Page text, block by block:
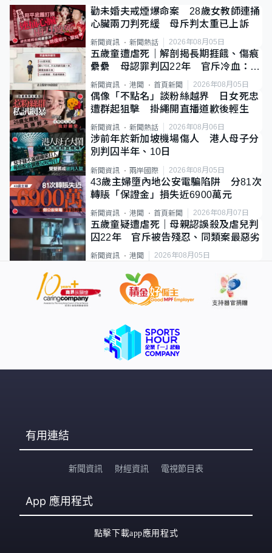
勸未婚夫戒煙爆命案 28歲女教師連捅
心臟兩刀判死緩 母斥判太重已上訴
新聞資訊 新聞熱話 2026年08月05日
五歲童遭虐死｜解剖揭長期捱餓、傷痕
纍纍 母認罪判囚22年 官斥冷血：同
類案最惡劣
新聞資訊 港聞 首頁新聞 2026年08月05日
偶像「不點名」談粉絲越界 日女死忠
遭群起狙擊 掛繩開直播道歉後輕生
新聞資訊 新聞熱話 2026年08月06日
涉前年於新加坡機場傷人 港人母子分
別判囚半年、10日
新聞資訊 兩岸國際 2026年08月05日
43歲主婦墮內地公安電騙陷阱 分81次
轉賬「保證金」損失近6900萬元
新聞資訊 港聞 首頁新聞 2026年08月07日
五歲童疑遭虐死｜母親認誤殺及虐兒判
囚22年 官斥被告殘忍、同類案最惡劣
新聞資訊 港聞 2026年08月05日
有用連結
新聞資訊 財經資訊 電視節目表
App 應用程式
點擊下載app應用程式